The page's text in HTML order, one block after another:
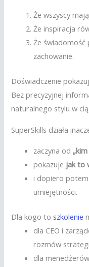
Że wszyscy
Że inspiracja
Że świadomość
zachowanie.
Doświadczenie
Bez precyzyjnej
naturalnego stylu w
SuperSkills działa
zaczyna od
pokazuje jak to
i dopiero
umiejętności.
Dla kogo toszkolenie
dla CEO i
rozmów
dla